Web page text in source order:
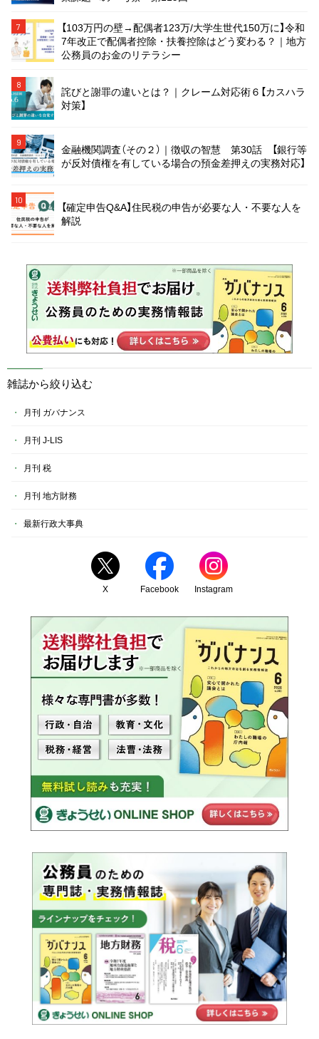
7
【103万円の壁→配偶者123万/大学生世代150万に】令和
7年改正で配偶者控除・扶養控除はどう変わる？｜地方
公務員のお金のリテラシー
8
詫びと謝罪の違いとは？｜クレーム対応術６【カスハラ
対策】
9
金融機関調査（その２）｜徴収の智慧 第30話 【銀行等
が反対債権を有している場合の預金差押えの実務対応】
10
【確定申告Q&A】住民税の申告が必要な人・不要な人を
解説
雑誌から絞り込む
月刊 ガバナンス
月刊 J-LIS
月刊 税
月刊 地方財務
最新行政大事典
X Facebook Instagram